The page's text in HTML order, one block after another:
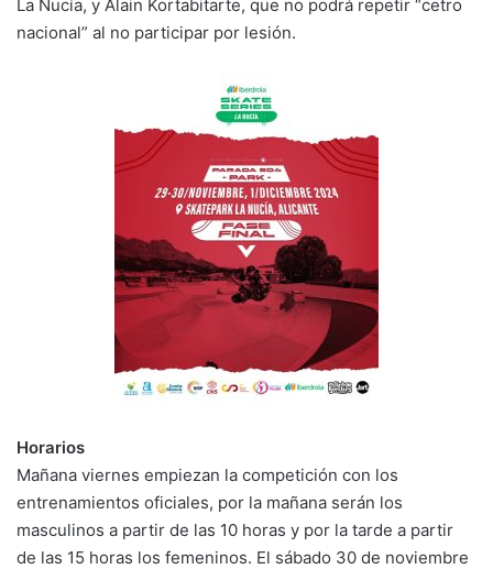
La Nucía, y Alain Kortabitarte, que no podrá repetir “cetro
nacional” al no participar por lesión.
Horarios
Mañana viernes empiezan la competición con los
entrenamientos oficiales, por la mañana serán los
masculinos a partir de las 10 horas y por la tarde a partir
de las 15 horas los femeninos. El sábado 30 de noviembre